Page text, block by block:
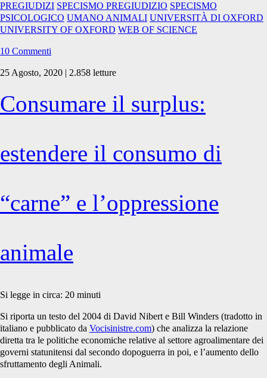
PREGIUDIZI SPECISMO PREGIUDIZIO SPECISMO
PSICOLOGICO UMANO ANIMALI UNIVERSITÀ DI OXFORD
UNIVERSITY OF OXFORD WEB OF SCIENCE
10 Commenti
25 Agosto, 2020 | 2.858 letture
Consumare il surplus:
estendere il consumo di
“carne” e l’oppressione
animale
Si legge in circa: 20 minuti
Si riporta un testo del 2004 di David Nibert e Bill Winders (tradotto in
italiano e pubblicato da Vocisinistre.com) che analizza la relazione
diretta tra le politiche economiche relative al settore agroalimentare dei
governi statunitensi dal secondo dopoguerra in poi, e l’aumento dello
sfruttamento degli Animali.